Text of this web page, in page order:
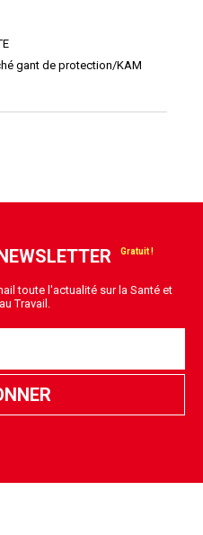
gant de protection/KAM
toute l'actualité sur la Santé et
Travail.